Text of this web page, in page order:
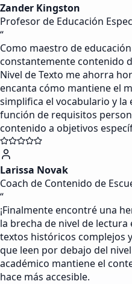
Zander Kingston
Profesor de Educación
“
Como maestro de
constantemente contenido
Nivel de Texto me ahorra
encanta cómo mantiene el
simplifica el vocabulario y
función de requisitos
contenido a objetivos
Larissa Novak
Coach de Contenido de
“
¡Finalmente encontré una
la brecha de nivel de
textos históricos complejos
que leen por debajo del
académico mantiene el
hace más accesible.